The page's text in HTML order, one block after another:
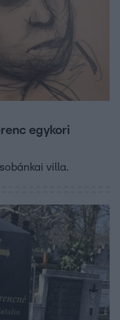
egykori
villa.